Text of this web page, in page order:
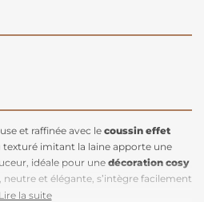
et raffinée avec le coussin effet
texturé imitant la laine apporte une
idéale pour une décoration cosy
et élégante, s’intègre facilement
des plus classiques aux plus
Lire la suite